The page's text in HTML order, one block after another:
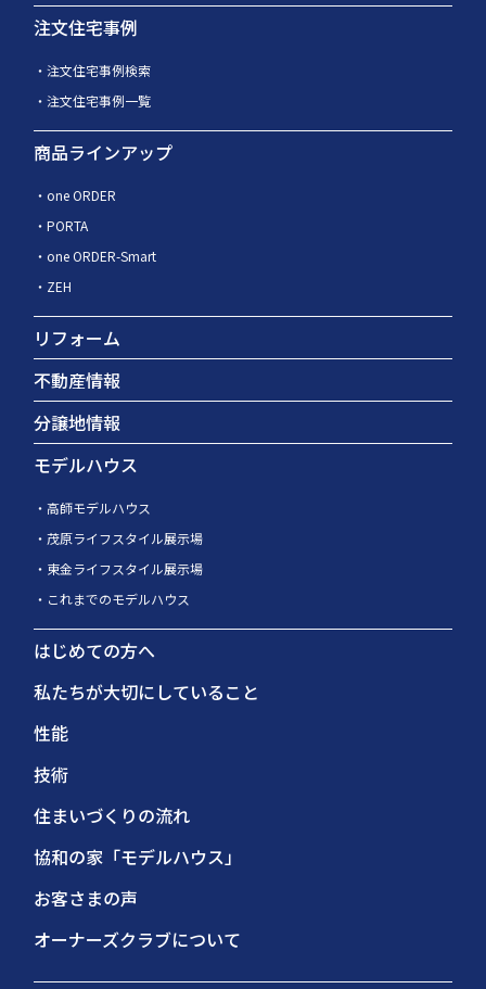
注文住宅事例
注文住宅事例検索
注文住宅事例一覧
商品ラインアップ
one ORDER
PORTA
one ORDER-Smart
ZEH
リフォーム
不動産情報
分譲地情報
モデルハウス
高師モデルハウス
茂原ライフスタイル展示場
東金ライフスタイル展示場
これまでのモデルハウス
はじめての方へ
私たちが大切にしていること
性能
技術
住まいづくりの流れ
協和の家「モデルハウス」
お客さまの声
オーナーズクラブについて